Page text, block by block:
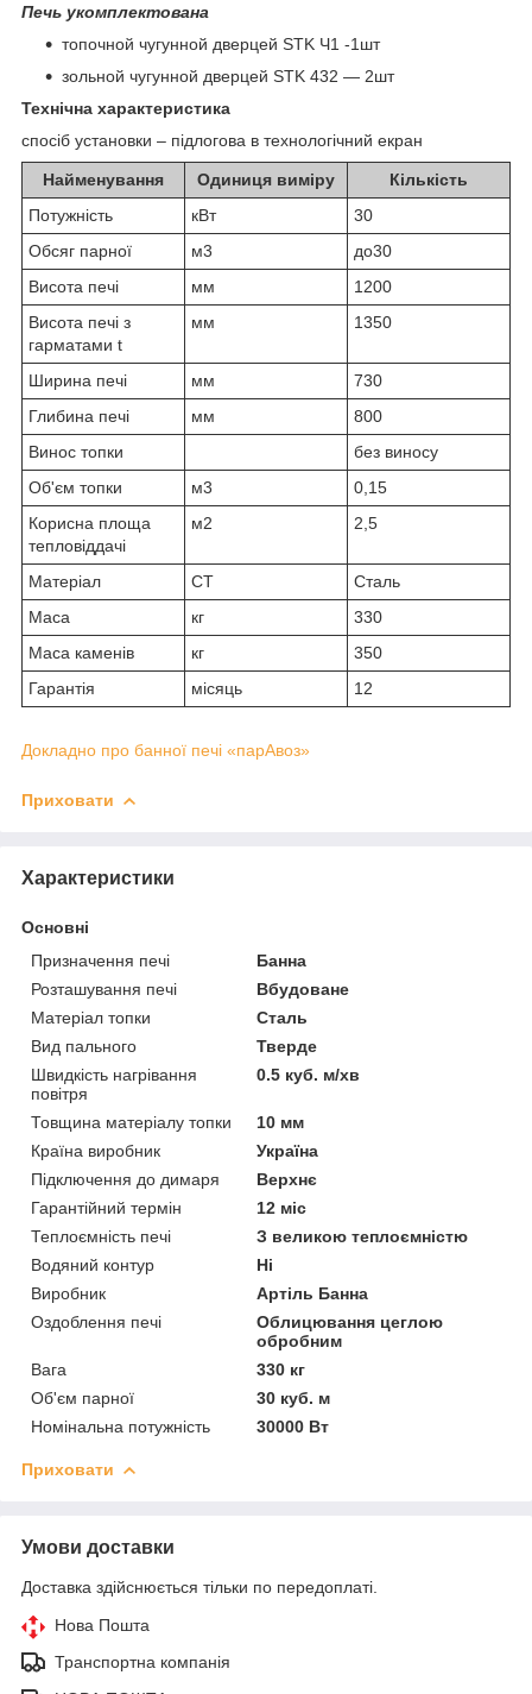
Печь укомплектована
топочной чугунной дверцей STK Ч1 -1шт
зольной чугунной дверцей STK 432 ― 2шт
Технічна характеристика
спосіб установки – підлогова в технологічний екран
Найменування Одиниця виміру
Кількість
Потужність
кВт
30
Обсяг парної
м3
до30
Висота печі
мм
1200
Висота печі з
гарматами t
мм 1350
Ширина печі мм
730
Глибина печі
мм
800
Винос топки
без виносу
Об'єм топки
м3
0,15
Корисна площа
тепловіддачі
м2 2,5
Матеріал СТ
Сталь
Маса
кг
330
Маса каменів
кг
350
Гарантія
місяць 12
Докладно про банної печі «парАвоз»
Приховати
Характеристики
Основні
Призначення печі
Банна
Розташування печі
Вбудоване
Матеріал топки
Сталь
Вид пального
Тверде
Швидкість нагрівання
повітря
0.5 куб. м/хв
Товщина матеріалу топки
10 мм
Країна виробник
Україна
Підключення до димаря
Верхнє
Гарантійний термін
12 міс
Теплоємність печі
З великою теплоємністю
Водяний контур
Ні
Виробник
Артіль Банна
Оздоблення печі
Облицювання цеглою
обробним
Вага
330 кг
Об'єм парної
30 куб. м
Номінальна потужність
30000 Вт
Приховати
Умови доставки
Доставка здійснюється тільки по передоплаті.
Нова Пошта
Транспортна компанія